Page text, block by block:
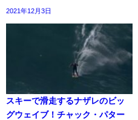
2021年12月3日
スキーで滑走するナザレのビッ
グウェイブ！チャック・パター